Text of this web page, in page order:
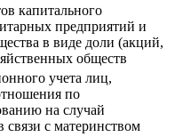
капитального
предприятий и
в виде доли (акций,
обществ
учета лиц,
по
на случай
связи с материнством